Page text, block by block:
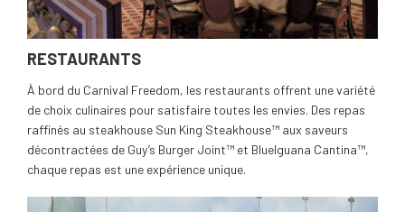
RESTAURANTS
À bord du Carnival Freedom, les restaurants offrent une variété
de choix culinaires pour satisfaire toutes les envies. Des repas
raffinés au steakhouse Sun King Steakhouse™ aux saveurs
décontractées de Guy’s Burger Joint™ et BlueIguana Cantina™,
chaque repas est une expérience unique.